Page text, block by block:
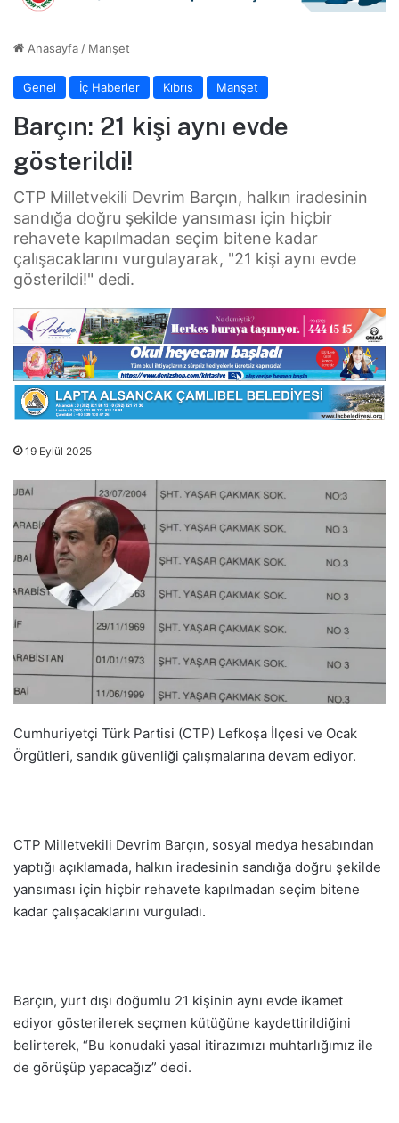
Anasayfa / Manşet
Genel İç Haberler Kıbrıs Manşet
Barçın: 21 kişi aynı evde
gösterildi!
CTP Milletvekili Devrim Barçın, halkın iradesinin
sandığa doğru şekilde yansıması için hiçbir
rehavete kapılmadan seçim bitene kadar
çalışacaklarını vurgulayarak, "21 kişi aynı evde
gösterildi!" dedi.
19 Eylül 2025
Cumhuriyetçi Türk Partisi (CTP) Lefkoşa İlçesi ve Ocak
Örgütleri, sandık güvenliği çalışmalarına devam ediyor.
CTP Milletvekili Devrim Barçın, sosyal medya hesabından
yaptığı açıklamada, halkın iradesinin sandığa doğru şekilde
yansıması için hiçbir rehavete kapılmadan seçim bitene
kadar çalışacaklarını vurguladı.
Barçın, yurt dışı doğumlu 21 kişinin aynı evde ikamet
ediyor gösterilerek seçmen kütüğüne kaydettirildiğini
belirterek, “Bu konudaki yasal itirazımızı muhtarlığımız ile
de görüşüp yapacağız” dedi.